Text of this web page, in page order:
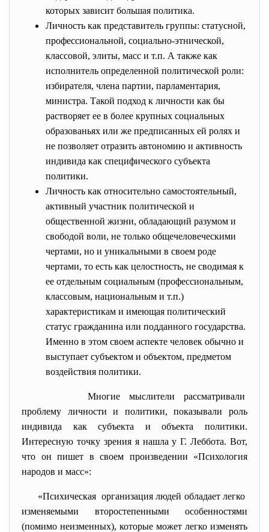
которых зависит большая политика.
Личность как представитель группы: статусной,
профессиональной, социально-этнической,
классовой, элиты, масс и т.п. А также как
исполнитель определенной политической роли:
избирателя, члена партии, парламентария,
министра. Такой подход к личности как бы
растворяет ее в более крупных социальных
образованьях или же предписанных ей ролях и
не позволяет отразить автономию и активность
индивида как специфического субъекта
политики.
Личность как относительно самостоятельный,
активный участник политической и
общественной жизни, обладающий разумом и
свободой воли, не только общечеловеческими
чертами, но и уникальными в своем роде
чертами, то есть как целостность, не сводимая к
ее отдельным социальным (профессиональным,
классовым, национальным и т.п.)
характеристикам и имеющая политический
статус гражданина или подданного государства.
Именно в этом своем аспекте человек обычно и
выступает субъектом и объектом, предметом
воздействия политики.
Многие мыслители рассматривали
проблему личности и политики, показывали роль
индивида как субъекта и объекта политики.
Интересную точку зрения я нашла у Г. Леббота. Вот,
что он пишет в своем произведении «Психология
народов и масс»:
«Психическая организация людей обладает легко
изменяемыми второстепенными особенностями
(помимо неизменных), которые может легко изменять